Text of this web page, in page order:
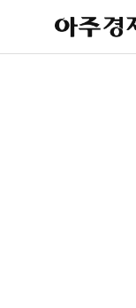
아
주
제